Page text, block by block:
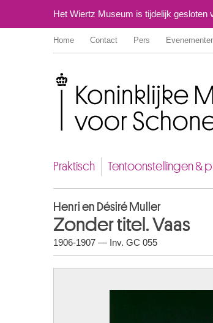
Het Wiertz Museum is tijdelijk gesloten
Home Contact Pers
Praktisch Tentoonstellingen &
Henri en Désiré Muller
Zonder titel. Vaas
1906-1907 — Inv. GC 055